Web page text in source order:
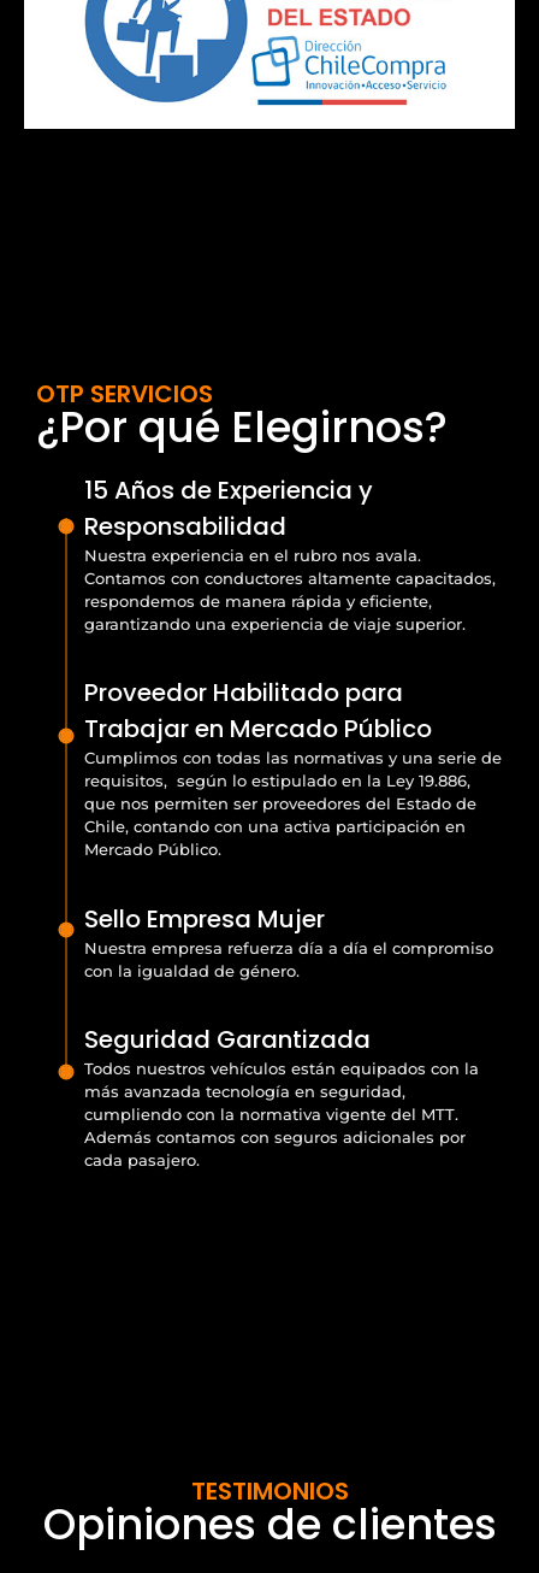
OTP SERVICIOS
¿Por qué Elegirnos?
15 Años de Experiencia y
Responsabilidad
Nuestra experiencia en el rubro nos avala.
Contamos con conductores altamente capacitados,
respondemos de manera rápida y eficiente,
garantizando una experiencia de viaje superior.
Proveedor Habilitado para
Trabajar en Mercado Público
Cumplimos con todas las normativas y una serie de
requisitos, según lo estipulado en la Ley 19.886,
que nos permiten ser proveedores del Estado de
Chile, contando con una activa participación en
Mercado Público.
Sello Empresa Mujer
Nuestra empresa refuerza día a día el compromiso
con la igualdad de género.
Seguridad Garantizada
Todos nuestros vehículos están equipados con la
más avanzada tecnología en seguridad,
cumpliendo con la normativa vigente del MTT.
Además contamos con seguros adicionales por
cada pasajero.
TESTIMONIOS
Opiniones de clientes